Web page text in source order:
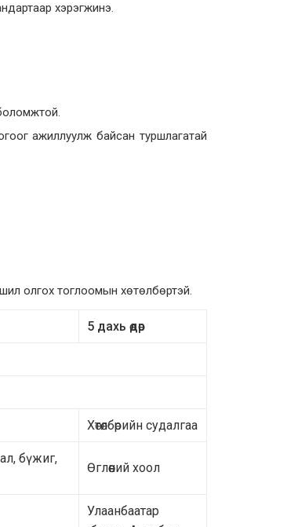
хэрэгжинэ.
ажиллуулж байсан туршлагатай
олгох тоглоомын хөтөлбөртэй.
5 дахь өдөр
Хөтөлбөрийн судалгаа
бүжиг,
Өглөөний хоол
Улаанбаатар